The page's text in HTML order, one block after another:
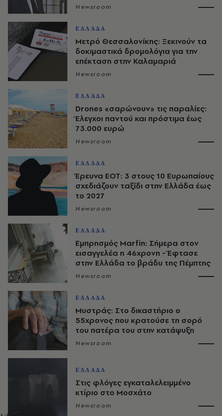
Newsroom
ΕΛΛΑΔΑ
Μετρό Θεσσαλονίκης: Ξεκινούν τα
δοκιμαστικά δρομολόγια για την
επέκταση στην Καλαμαριά
Newsroom
ΕΛΛΑΔΑ
Drones «σαρώνουν» τις παραλίες:
Έλεγχοι παντού και πρόστιμα έως
73.000 ευρώ
Newsroom
ΕΛΛΑΔΑ
Έρευνα ΕΟΤ: 3 στους 10 Ευρωπαίους
σχεδιάζουν ταξίδι στην Ελλάδα έως
το 2027
Newsroom
ΕΛΛΑΔΑ
Εμπρησμός Marfin: Σήμερα στον
εισαγγελέα η 46χρονη - Έφτασε
στην Ελλάδα το βράδυ της Πέμπτης
Newsroom
ΕΛΛΑΔΑ
Μυστράς: Στο δικαστήριο ο
55χρονος που κρατούσε τη σορό
του πατέρα του στην κατάψυξη
Newsroom
ΕΛΛΑΔΑ
Στις φλόγες εγκαταλελειμμένο
κτίριο στο Μοσχάτο
Newsroom